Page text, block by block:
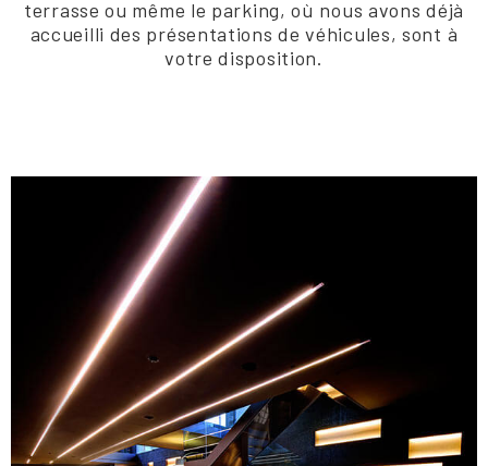
terrasse ou même le parking, où nous avons déjà
accueilli des présentations de véhicules, sont à
votre disposition.